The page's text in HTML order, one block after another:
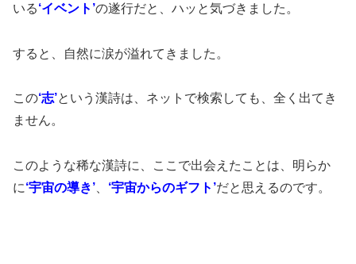
いる‘イベント’の遂行だと、ハッと気づきました。
すると、自然に涙が溢れてきました。
この‘志’という漢詩は、ネットで検索しても、全く出てき
ません。
このような稀な漢詩に、ここで出会えたことは、明らか
に‘宇宙の導き’ ‘宇宙からのギフト’だと思えるのです。